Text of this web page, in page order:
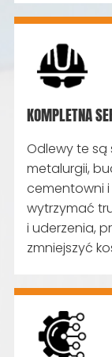
KOMPLETNA
Odlewy te są
metalurgii,
cementowni i
wytrzymać
i uderzenia,
zmniejszyć